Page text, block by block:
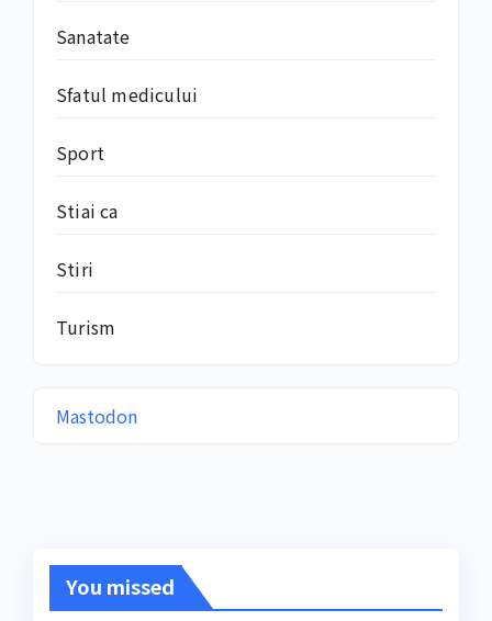
Sanatate
Sfatul medicului
Sport
Stiai ca
Stiri
Turism
Mastodon
You missed